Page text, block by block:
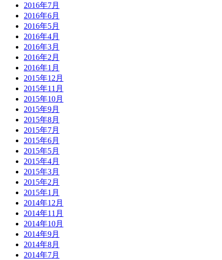
2016年7月
2016年6月
2016年5月
2016年4月
2016年3月
2016年2月
2016年1月
2015年12月
2015年11月
2015年10月
2015年9月
2015年8月
2015年7月
2015年6月
2015年5月
2015年4月
2015年3月
2015年2月
2015年1月
2014年12月
2014年11月
2014年10月
2014年9月
2014年8月
2014年7月